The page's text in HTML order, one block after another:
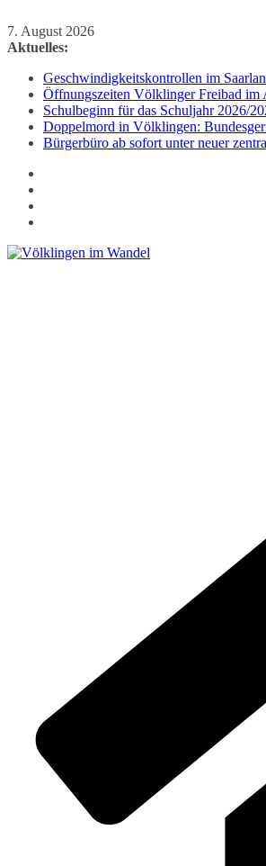
Zum
Inhalt
7. August 2026
Aktuelles:
Geschwindigkeitskontrollen im
Öffnungszeiten Völklinger Freibad im
Schulbeginn für das Schuljahr 2026/
Doppelmord in Völklingen:
Bürgerbüro ab sofort unter neuer